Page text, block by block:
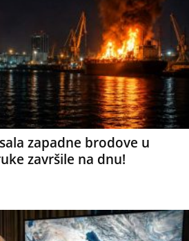
zapadne brodove u
završile na dnu!